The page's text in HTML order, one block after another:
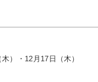
）・12月17日（木）